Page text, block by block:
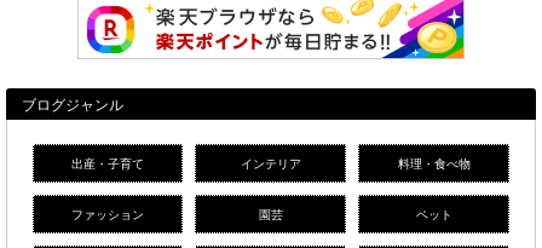
ブログジャンル
出産・子育て インテリア 料理・食べ物
ファッション 園芸 ペット